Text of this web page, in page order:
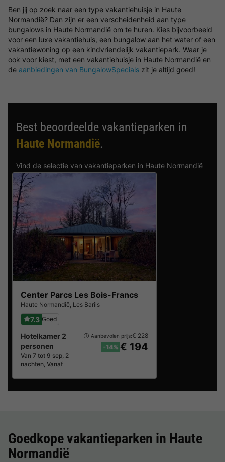
Ben jij op zoek naar een type vakantiehuisje in Haute
Normandië? Dan zijn er een verscheidenheid aan type
bungalows in Haute Normandië om te huren. Kies bijvoorbeeld
voor een luxe vakantiehuis, een bungalow aan het water of een
vakantiewoning op een kindvriendelijk vakantiepark. Waar je
ook voor kiest, met een vakantiehuisje in Haute Normandië en
de aanbiedingen van BungalowSpecials zit je altijd goed!
Best beoordeelde vakantieparken in
Haute Normandië.
Vind de selectie van vakantieparken in Haute Normandië
met de beste reviews.
Center Parcs Les Bois-Francs
Haute Normandië, Les Barils
7.3 Goed
Hotelkamer 2
personen
Van 7 tot 9 sep, 2
nachten, Vanaf
Aanbevolen prijs:€ 228
-14% € 194
Goedkope vakantieparken in Haute
Normandië